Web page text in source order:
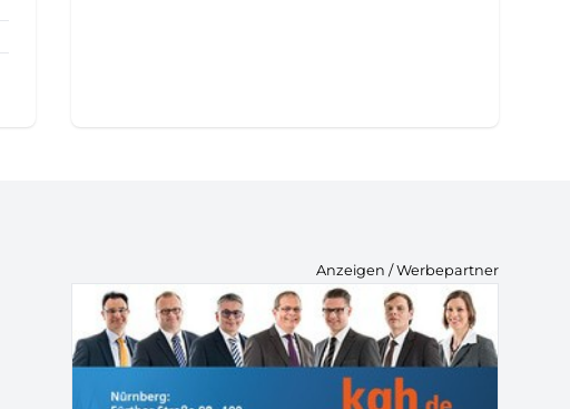
Anzeigen / Werbepartner